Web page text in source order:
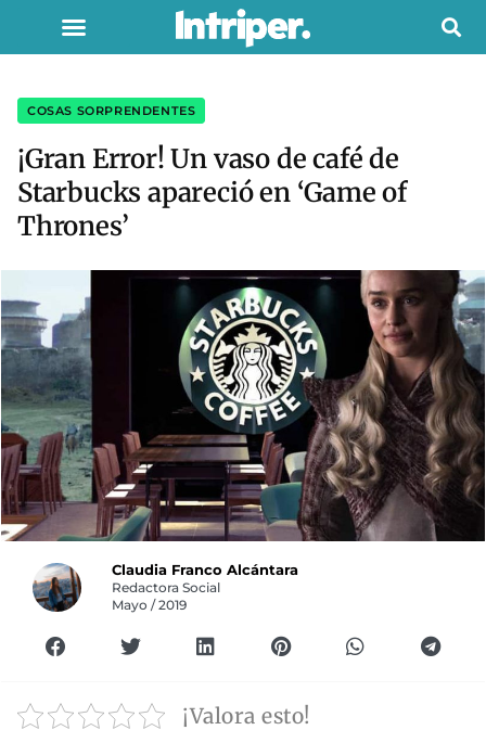
COSAS SORPRENDENTES
¡Gran Error! Un vaso de café de
Starbucks apareció en ‘Game of
Thrones’
Claudia Franco Alcántara
Redactora Social
Mayo / 2019
¡Valora esto!